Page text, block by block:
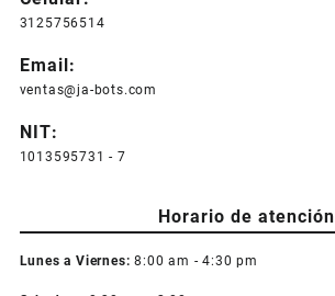
elegir
en
producto
3125756514
Email:
ventas@ja-bots.com
NIT:
1013595731 - 7
Horario de atención
Lunes a Viernes: 8:00 am - 4:30 pm